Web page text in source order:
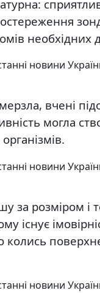
необхідних
вчені
могла
за розміром і
існує
колись